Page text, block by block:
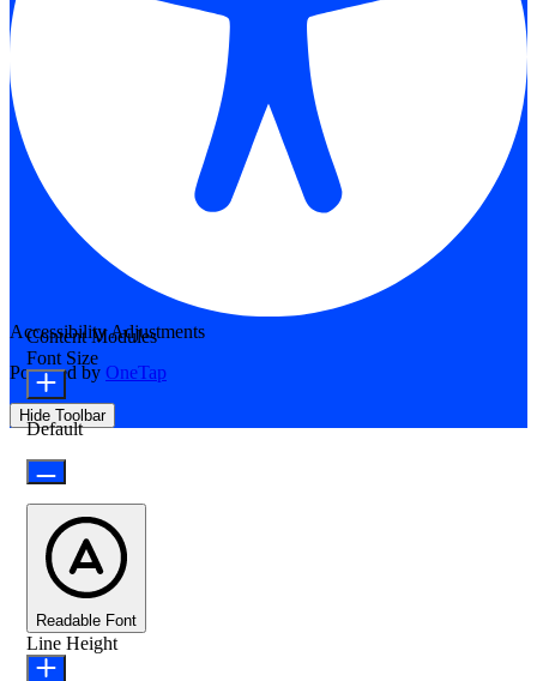
Accessibility Adjustments
Powered by OneTap
Hide Toolbar
Content Modules
Font Size
Default
Readable Font
Line Height